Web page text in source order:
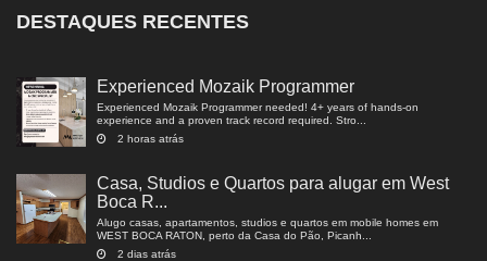
DESTAQUES RECENTES
Experienced Mozaik Programmer
Experienced Mozaik Programmer needed! 4+ years of hands-on
experience and a proven track record required. Stro...
2 horas atrás
Casa, Studios e Quartos para alugar em West
Boca R...
Alugo casas, apartamentos, studios e quartos em mobile homes em
WEST BOCA RATON, perto da Casa do Pão, Picanh...
2 dias atrás